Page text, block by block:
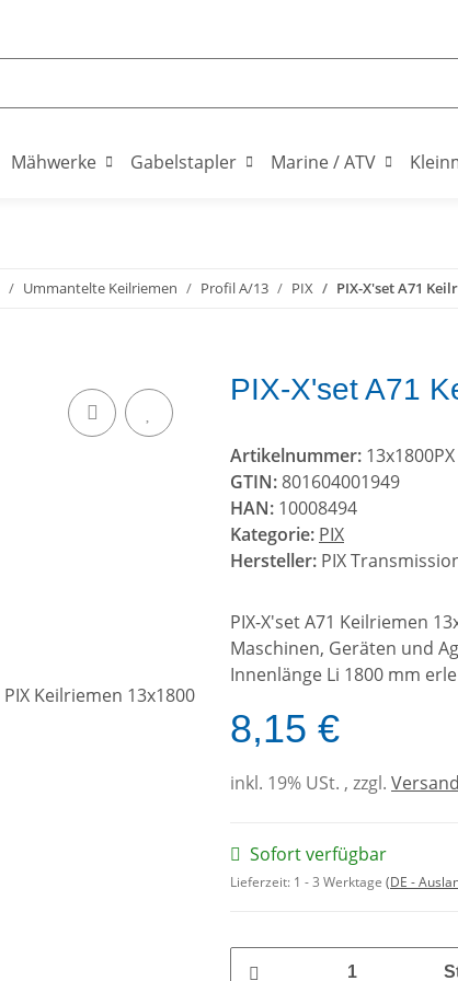
Mähwerke Gabelstapler Marine / ATV
Ummantelte Keilriemen Profil A/13 PIX PIX-X'set A71
PIX-X'set A71
Artikelnummer: 13x1800PX
GTIN:801604001949
HAN: 10008494
Kategorie: PIX
Hersteller: PIX
PIX-X'set A71 Keilriemen
Maschinen, Geräten und
Innenlänge Li 1800 mm
8,15 €
inkl. 19% USt. , zzgl.
Sofort verfügbar
Lieferzeit: 1 - 3 Werktage (DE -